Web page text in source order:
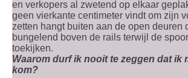
en verkopers al zwetend op elkaar
geen vierkante centimeter vindt om zijn
zetten hangt buiten aan de open deuren
bungelend boven de rails terwijl de
toekijken.
Waarom durf ik nooit te zeggen dat ik
kom?